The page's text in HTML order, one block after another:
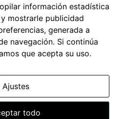
86
jbalcellsmoda@gmail.com
información estadística
mostrarle publicidad
generada a
navegación. Si continúa
que acepta su uso.
Ajustes
todo